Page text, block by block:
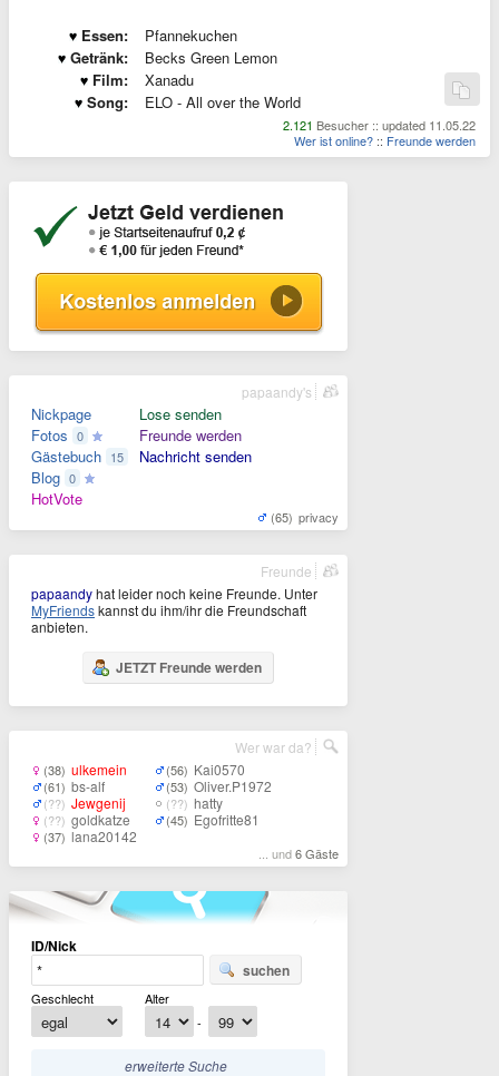
Essen:
Pfannekuchen
Getränk:
Becks Green Lemon
Film:
Xanadu
Song:
ELO - All over the World
2.121 Besucher :: updated 11.05.22
Wer ist online? :: Freunde werden
Nickpage
Fotos 0
Gästebuch 15
Blog 0
HotVote
Lose senden
Freunde werden
Nachricht senden
(65) privacy
papaandy's
papaandyhat leider noch keine Freunde. Unter
MyFriendskannst du ihm/ihr die Freundschaft
anbieten.
JETZT Freunde werden
Freunde
(38) ulkemein
(61) bs-alf
(??) Jewgenij
(??) goldkatze
(37) lana20142
(56) Kai0570
(53) Oliver.P1972
(??) hatty
(45) Egofritte81
... und6 Gäste
Wer war da?
ID/Nick
suchen
Geschlecht
Alter
-
erweiterte Suche